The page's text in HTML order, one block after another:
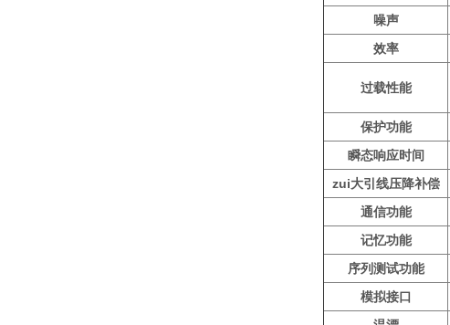
噪声
效率
过载性能
保护功能
瞬态响应时间
zui大引线压降补偿
通信功能
记忆功能
序列测试功能
模拟接口